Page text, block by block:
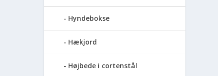
Hyndebokse
Hækjord
Højbede i cortenstål